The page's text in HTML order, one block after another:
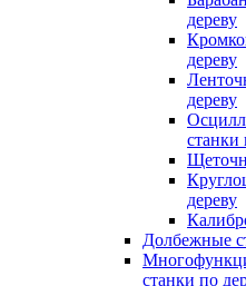
дереву
дереву
дереву
станки
дереву
Долбежные
станки по